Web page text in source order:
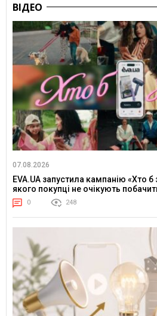
ВІДЕО
07.08.2026
EVA.UA запустила кампанію «Хто
якого покупці не очікують
0 248